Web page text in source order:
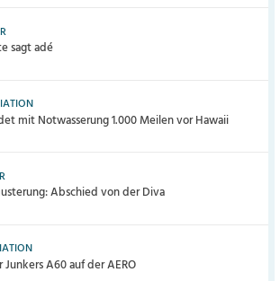
sagt adé
mit Notwasserung 1.000 Meilen vor Hawaii
Abschied von der Diva
Junkers A60 auf der AERO